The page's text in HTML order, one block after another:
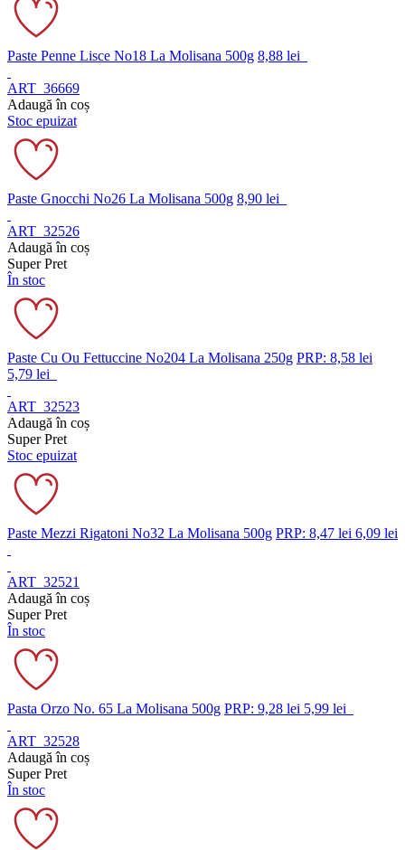
Paste Penne Lisce No18 La Molisana 500g 8,88 lei
ART_36669
Adaugă în coș
Stoc epuizat
Paste Gnocchi No26 La Molisana 500g 8,90 lei
ART_32526
Adaugă în coș
Super Pret
În stoc
Paste Cu Ou Fettuccine No204 La Molisana 250g PRP: 8,58 lei
5,79 lei
ART_32523
Adaugă în coș
Super Pret
Stoc epuizat
Paste Mezzi Rigatoni No32 La Molisana 500g PRP: 8,47 lei 6,09 lei
ART_32521
Adaugă în coș
Super Pret
În stoc
Pasta Orzo No. 65 La Molisana 500g PRP: 9,28 lei 5,99 lei
ART_32528
Adaugă în coș
Super Pret
În stoc